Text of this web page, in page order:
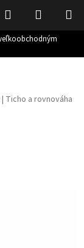
Hľadať
KOŠÍK
Ticho a rovnováha